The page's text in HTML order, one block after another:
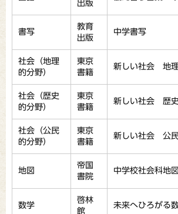
出版
書写
教育
出版
中学書写
社会（地理
的分野）
東京
書籍
新しい社会 地
社会（歴史
的分野）
東京
書籍
新しい社会 歴史
社会（公民
的分野）
東京
書籍
新しい社会 公
地図
帝国
書院
中学校社会科地図
数学
啓林
館
未来へひろがる